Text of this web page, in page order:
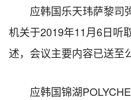
应韩国乐天玮萨黎司
机关于2019年11月6日听
述，会议主要内容已送至
应韩国锦湖